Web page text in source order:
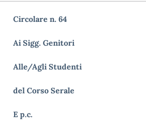
Circolare
Ai Sigg. Genitori
Alle/Agli Studenti
del Corso Serale
E p.c.